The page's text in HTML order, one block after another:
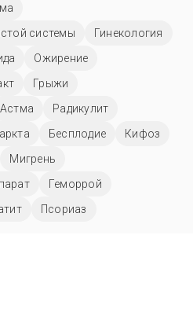
системы
Гинекология
Ожирение
Грыжи
Астма
Радикулит
Бесплодие
Кифоз
Мигрень
Геморрой
Псориаз